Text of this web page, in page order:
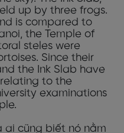
up by three frogs.
is compared to
the Temple of
steles were
Since their
the Ink Slab have
to the
examinations
ai cũng biết nó nằm